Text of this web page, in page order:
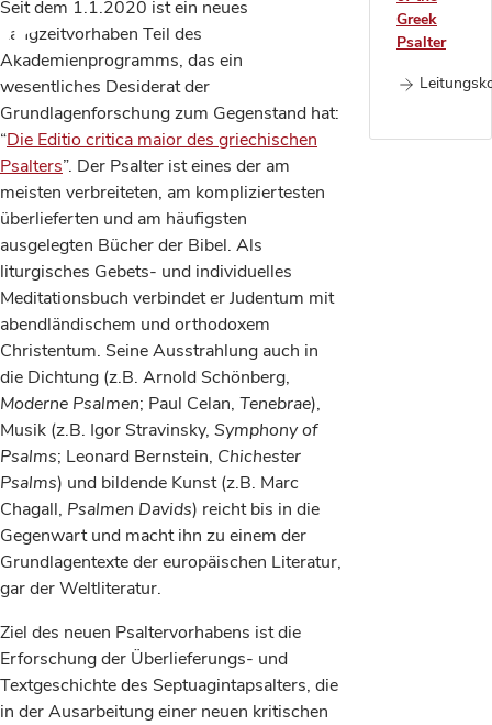
Greek
Psalter
Seit dem 1.1.2020 ist ein neues
Langzeitvorhaben Teil des
Akademienprogramms, das ein
wesentliches Desiderat der
Grundlagenforschung zum Gegenstand hat:
“Die Editio critica maior des griechischen
Psalters”. Der Psalter ist eines der am
meisten verbreiteten, am kompliziertesten
überlieferten und am häufigsten
ausgelegten Bücher der Bibel. Als
liturgisches Gebets- und individuelles
Meditationsbuch verbindet er Judentum mit
abendländischem und orthodoxem
Christentum. Seine Ausstrahlung auch in
die Dichtung (z.B. Arnold Schönberg,
Moderne Psalmen; Paul Celan, Tenebrae),
Musik (z.B. Igor Stravinsky, Symphony of
Psalms; Leonard Bernstein, Chichester
Psalms) und bildende Kunst (z.B. Marc
Chagall, Psalmen Davids) reicht bis in die
Gegenwart und macht ihn zu einem der
Grundlagentexte der europäischen Literatur,
gar der Weltliteratur.
Ziel des neuen Psaltervorhabens ist die
Erforschung der Überlieferungs- und
Textgeschichte des Septuagintapsalters, die
in der Ausarbeitung einer neuen kritischen